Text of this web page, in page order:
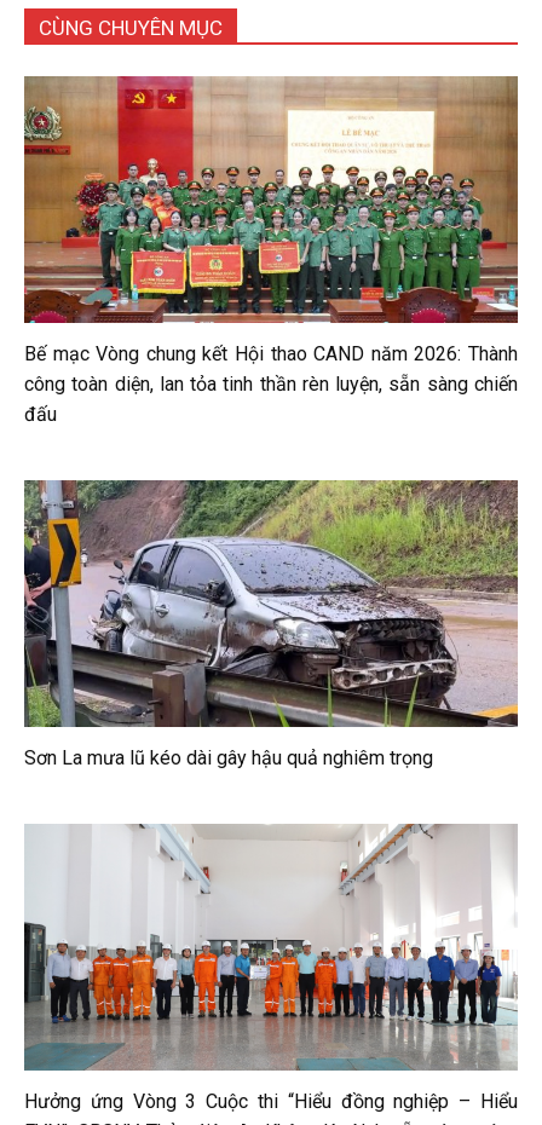
CÙNG CHUYÊN MỤC
Bế mạc Vòng chung kết Hội thao CAND năm 2026: Thành
công toàn diện, lan tỏa tinh thần rèn luyện, sẵn sàng chiến
đấu
Sơn La mưa lũ kéo dài gây hậu quả nghiêm trọng
Hưởng ứng Vòng 3 Cuộc thi “Hiểu đồng nghiệp – Hiểu